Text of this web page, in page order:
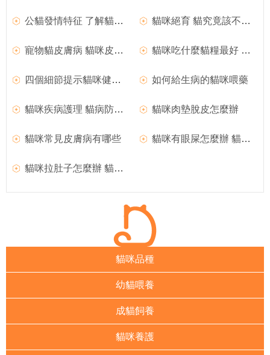
公貓發情特征 了解貓咪的性成熟期 貓咪絕育 貓究竟該不該做絕育
寵物貓皮膚病 貓咪皮膚病有哪些 貓咪吃什麼貓糧最好 貓咪貓糧分類
四個細節提示貓咪健康隱患 如何給生病的貓咪喂藥
貓咪疾病護理 貓病防治方法 貓咪肉墊脫皮怎麼辦
貓咪常見皮膚病有哪些 貓咪有眼屎怎麼辦 貓咪有眼屎治療方法
貓咪拉肚子怎麼辦 貓咪拉肚子應對方法
貓咪品種
幼貓喂養
成貓飼養
貓咪養護